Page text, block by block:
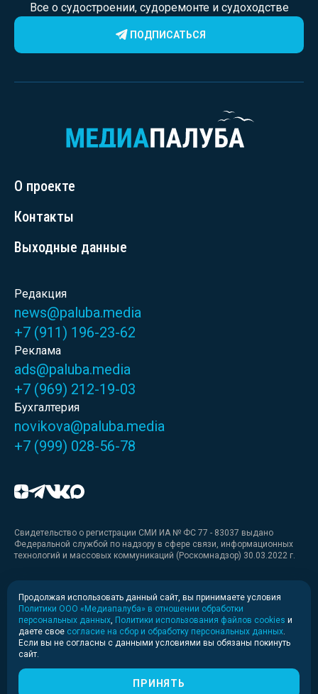
Все о судостроении, судоремонте и судоходстве
ПОДПИСАТЬСЯ
О проекте
Контакты
Выходные данные
Редакция
news@paluba.media
+7 (911) 196-23-62
Реклама
ads@paluba.media
+7 (969) 212-19-03
Бухгалтерия
novikova@paluba.media
+7 (999) 028-56-78
Свидетельство о регистрации СМИ ИА № ФС 77 - 83037 выдано
Федеральной службой по надзору в сфере связи, информационных
технологий и массовых коммуникаций (Роскомнадзор) 30.03.2022 г.
Медиакит
Медиакит для печати
Политика конфиденциальности
© 2020-2026 Информационное агентство «Медиапалуба»
Продолжая использовать данный сайт, вы принимаете условия
Политики ООО «Медиапалуба» в отношении обработки
персональных данных Политики использования файлов cookies и
даете свое согласие на сбор и обработку персональных данных
Если вы не согласны с данными условиями вы обязаны покинуть
сайт.
ПРИНЯТЬ